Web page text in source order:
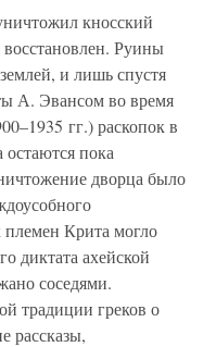
кносский
Руины
и лишь спустя
А. Эвансом во время
гг.) раскопок в
пока
дворца было
племен Крита могло
диктата ахейской
соседями.
традиции греков о
рассказы,